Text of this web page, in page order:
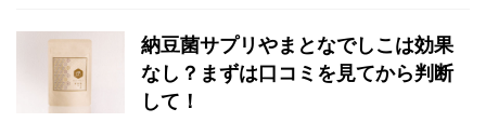
納豆菌サプリやまとなでしこは効果
なし？まずは口コミを見てから判断
して！